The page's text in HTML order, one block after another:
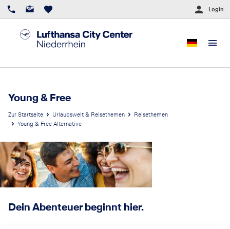
Login
Young & Free
Zur Startseite Urlaubswelt & Reisethemen
Reisethemen
Young & Free Alternative
Dein Abenteuer beginnt hier.